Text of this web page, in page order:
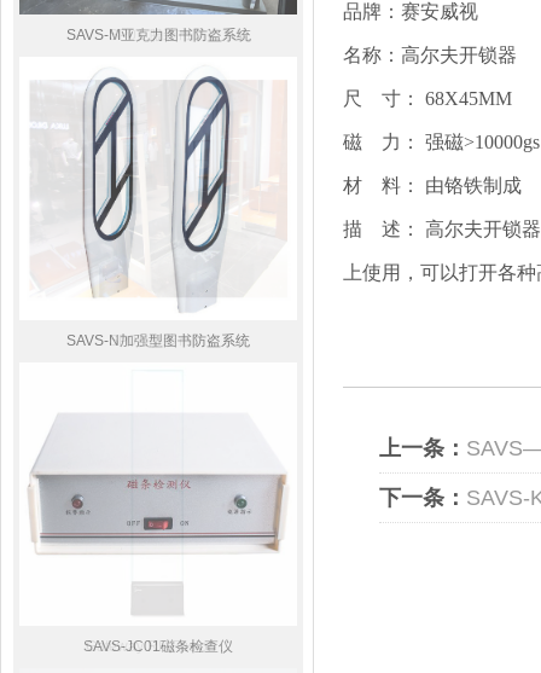
SAVS-SP01 服装市防盗系统
SAVS-SP02 服装市防盗系统
Gateway RF-Fusion ...
SAVS-M亚克力图书防盗系统
SAVS-N加强型图书防盗系统
SAVS-JC01磁条检查仪
品牌：赛安威视
名称： 高尔夫开锁器
尺 寸： 68X45MM
磁 力： 强磁
材 料： 由铬铁制成
描 述： 高尔夫开锁器
上使用，可以打开各
上一条：
下一条： SAVS-